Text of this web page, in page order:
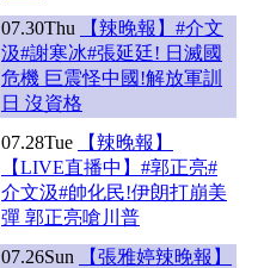
07.30Thu
【辣晚報】#介文
汲#謝寒冰#張延廷! 日滅國
危機 巨震怪中國!解放軍訓
日 沒資格
07.28Tue
【辣晚報】
【LIVE直播中】#郭正亮#
介文汲#帥化民!伊朗打崩美
彈 郭正亮嗆川普
07.26Sun
【張雅婷辣晚報】